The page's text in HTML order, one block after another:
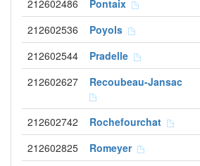
212602486 Pontaix
212602536 Poyols
212602544 Pradelle
212602627 Recoubeau-Jansac
212602742 Rochefourchat
212602825 Romeyer